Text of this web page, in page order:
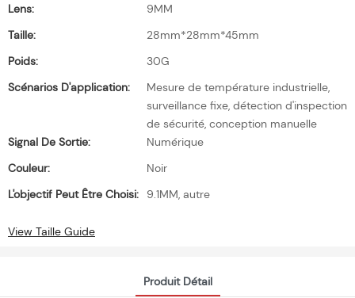
Lens:
9MM
Taille:
28mm*28mm*45mm
Poids:
30G
Scénarios D'application:
Mesure de température industrielle,
surveillance fixe, détection d'inspection
de sécurité, conception manuelle
Signal De Sortie:
Numérique
Couleur:
Noir
L'objectif Peut Être Choisi:
9.1MM, autre
View Taille Guide
Produit Détail